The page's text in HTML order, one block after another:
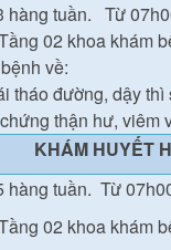
hàng tuần. Từ
02 khoa khám
về:
tháo đường, dậy thì
thận hư, viêm
KHÁM HUYẾT
hàng tuần. Từ
02 khoa khám